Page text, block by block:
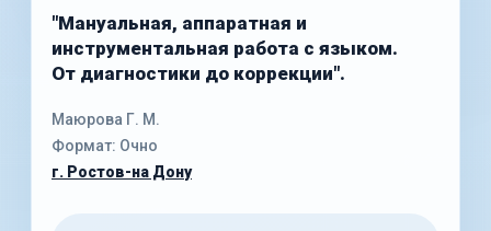
"Мануальная, аппаратная и
инструментальная работа с языком.
От диагностики до коррекции".
Маюрова Г. М.
Формат: Очно
г. Ростов-на Дону